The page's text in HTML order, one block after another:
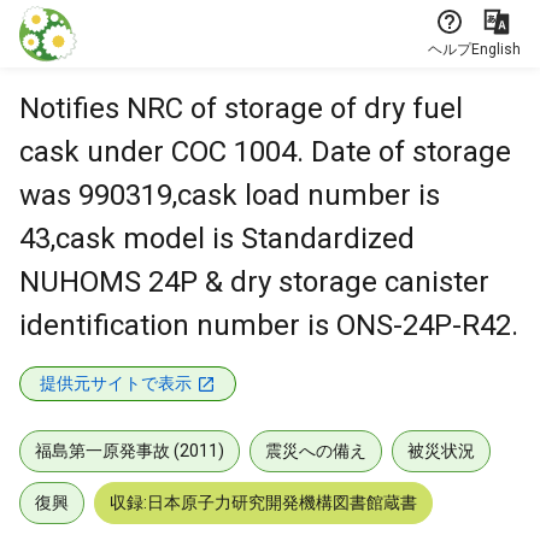
本文に飛ぶ
ヘルプEnglish
Notifies NRC of storage of dry fuel
cask under COC 1004. Date of storage
was 990319,cask load number is
43,cask model is Standardized
NUHOMS 24P & dry storage canister
identification number is ONS-24P-R42.
提供元サイトで表示
福島第一原発事故 (2011) 震災への備え 被災状況
復興 収録:日本原子力研究開発機構図書館蔵書